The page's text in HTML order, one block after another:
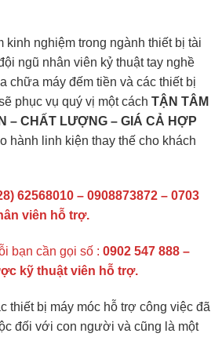
kinh nghiệm trong ngành thiết bị tài
ngũ nhân viên kỷ thuật tay nghề
chữa máy đếm tiền và các thiết bị
phục vụ quý vị một cách TẬN TÂM
– CHẤT LƯỢNG – GIÁ CẢ HỢP
hành linh kiện thay thế cho khách
62568010 – 0908873872 – 0703
viên hỗ trợ.
bạn cần gọi số : 0902 547 888 –
kỹ thuật viên hỗ trợ.
thiết bị máy móc hỗ trợ công việc đã
đối với con người và cũng là một